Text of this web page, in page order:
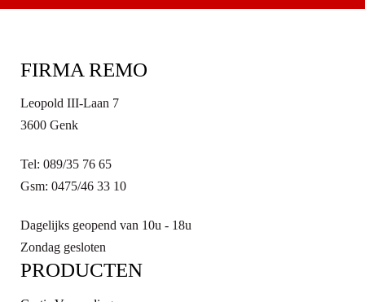
FIRMA REMO
Leopold III-Laan 7
3600 Genk
Tel: 089/35 76 65
Gsm: 0475/46 33 10
Dagelijks geopend van 10u - 18u
Zondag gesloten
PRODUCTEN